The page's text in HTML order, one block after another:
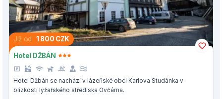
Již od 1 800 CZK
Hotel DŽBÁN
Hotel Džbán se nachází v lázeňské obci Karlova Studánka v
blízkosti lyžařského střediska Ovčárna.